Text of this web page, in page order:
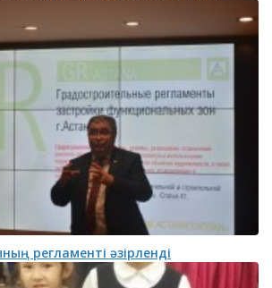
регламенті әзірленді